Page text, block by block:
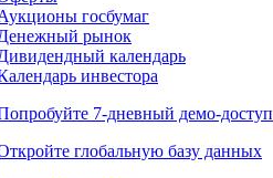
госбумаг
рынок
календарь
инвестора
7-дневный демо-доступ
глобальную базу данных